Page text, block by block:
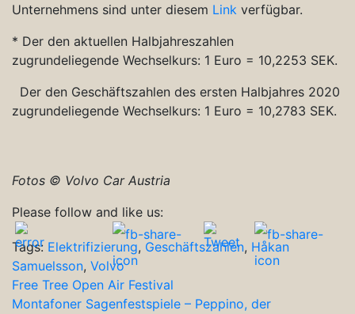
Unternehmens sind unter diesem Link verfügbar.
* Der den aktuellen Halbjahreszahlen
zugrundeliegende Wechselkurs: 1 Euro = 10,2253 SEK.
Der den Geschäftszahlen des ersten Halbjahres 2020
zugrundeliegende Wechselkurs: 1 Euro = 10,2783 SEK.
Fotos © Volvo Car Austria
Please follow and like us:
Tags: Elektrifizierung, Geschäftszahlen, Håkan
Samuelsson, Volvo
Beitragsnavigation
Free Tree Open Air Festival
Montafoner Sagenfestspiele – Peppino, der